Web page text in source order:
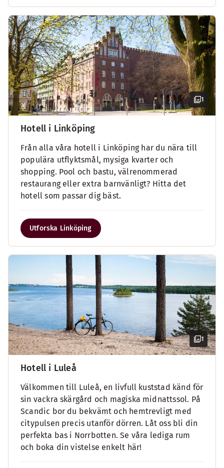
1
Hotell i Linköping
Från alla våra hotell i Linköping har du nära till
populära utflyktsmål, mysiga kvarter och
shopping. Pool och bastu, välrenommerad
restaurang eller extra barnvänligt? Hitta det
hotell som passar dig bäst.
Utforska Linköping
1
Hotell i Luleå
Välkommen till Luleå, en livfull kuststad känd för
sin vackra skärgård och magiska midnattssol. På
Scandic bor du bekvämt och hemtrevligt med
citypulsen precis utanför dörren. Låt oss bli din
perfekta bas i Norrbotten. Se våra lediga rum
och boka din vistelse enkelt här!